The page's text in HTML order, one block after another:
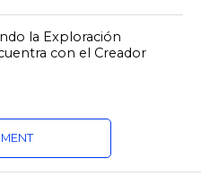
la Exploración
con el Creador